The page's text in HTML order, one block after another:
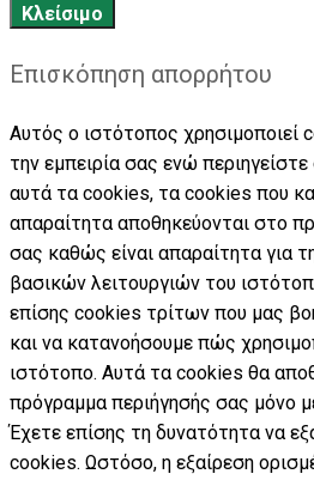
Κλείσιμο
Επισκόπηση απορρήτου
Αυτός ο ιστότοπος χρησιμοποιεί
την εμπειρία σας ενώ
αυτά τα cookies, τα cookies που
απαραίτητα αποθηκεύονται στο
σας καθώς είναι απαραίτητα για
βασικών λειτουργιών του
επίσης cookies τρίτων που μας
και να κατανοήσουμε πώς
ιστότοπο. Αυτά τα cookies θα
πρόγραμμα περιήγησής σας μόνο
Έχετε επίσης τη δυνατότητα να
cookies. Ωστόσο, η εξαίρεση